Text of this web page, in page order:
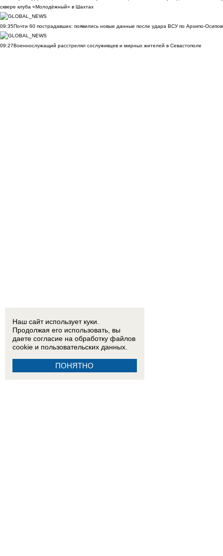
сквере клуба «Молодёжный» в Шахтах
09:35Почти 60 пострадавших: появились новые данные после удара ВСУ по Архипо-
09:27Военнослужащий расстрелял сослуживцев и мирных жителей в Севастополе
Наш сайт использует куки.
Продолжая его использовать, вы
даете согласие на обработку файлов
cookie и пользовательских данных.
ПОНЯТНО